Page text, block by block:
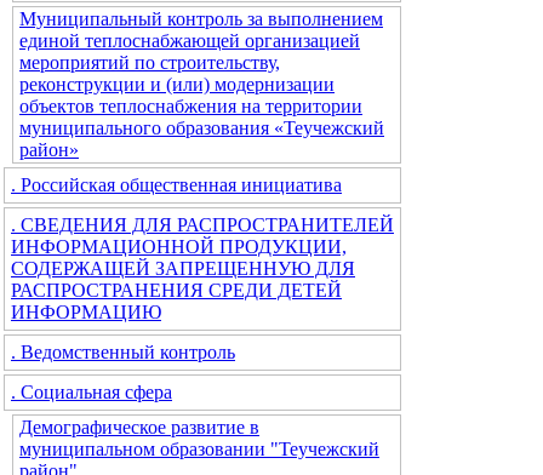
Муниципальный контроль за выполнением
единой теплоснабжающей организацией
мероприятий по строительству,
реконструкции и (или) модернизации
объектов теплоснабжения на территории
муниципального образования «Теучежский
район»
. Российская общественная инициатива
. СВЕДЕНИЯ ДЛЯ РАСПРОСТРАНИТЕЛЕЙ
ИНФОРМАЦИОННОЙ ПРОДУКЦИИ,
СОДЕРЖАЩЕЙ ЗАПРЕЩЕННУЮ ДЛЯ
РАСПРОСТРАНЕНИЯ СРЕДИ ДЕТЕЙ
ИНФОРМАЦИЮ
. Ведомственный контроль
. Социальная сфера
Демографическое развитие в
муниципальном образовании "Теучежский
район"